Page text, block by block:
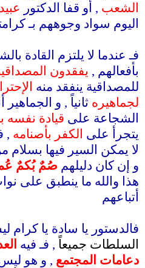
الشعب , أو قفا الدكتور
اليوم سواد وجوههم بـ
فـ عندما لا يلتزم القادة
بأفعالهم , يفقدون
للمصداقية ينفقد منه
لجماهيره ثانياً , و
الشجاعة على قيادة نفسه
يتجرأ على الكفر بأصنامه ,
لا يمكن السير فيها بسلام
و إن كان دليلهم صُمٌ بُكمٌ
هذا والله ما ينطبق على
أتباعهم
فالدستور يا سادة يا
السلطات جميعاً , فـ فيه
دعامات المجتمع , و هو